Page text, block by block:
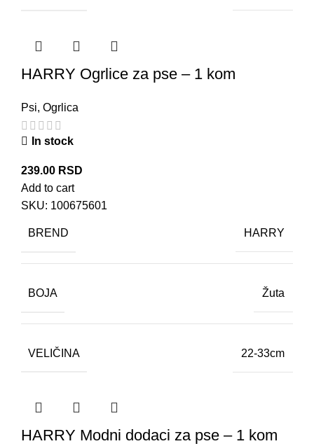
HARRY Ogrlice za pse – 1 kom
Psi, Ogrlica
In stock
239.00 RSD
Add to cart
SKU: 100675601
BREND HARRY
BOJA Žuta
VELIČINA 22-33cm
HARRY Modni dodaci za pse – 1 kom